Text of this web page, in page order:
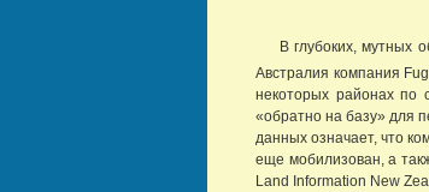
В глубоких, мутных
Австралия компания
некоторых районах по
«обратно на базу» для
данных означает, что
еще мобилизован, а
Land Information New